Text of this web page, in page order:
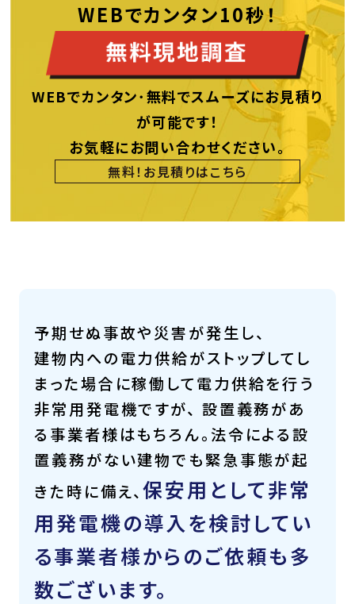
WEBでカンタン10秒！
WEBでカンタン･無料でスムーズにお見積り
が可能です！
お気軽にお問い合わせください。
無料！お見積りはこちら
予期せぬ事故や災害が発生し、
建物内への電力供給がストップしてし
まった場合に稼働して電力供給を行う
非常用発電機ですが、 設置義務があ
る事業者様はもちろん。法令による設
置義務がない建物でも緊急事態が起
きた時に備え、保安用として非常
用発電機の導入を検討してい
る事業者様からのご依頼も多
数ございます。